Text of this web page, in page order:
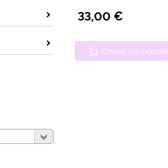
33,00 €
Choisir un modèle